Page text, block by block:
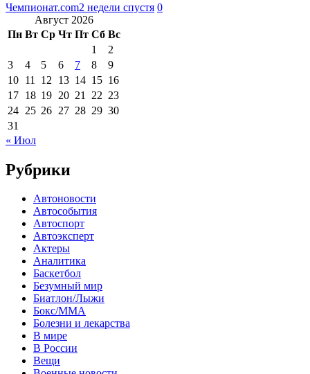
Чемпионат.com2 недели спустя 0
Август 2026
Пн Вт Ср Чт Пт Сб Вс
1
2
3
4 5 6 7 8
9
10 11 12 13 14 15 16
17 18 19 20 21 22 23
24 25 26 27 28 29 30
31
« Июл
Рубрики
Автоновости
Автособытия
Автоспорт
Автоэксперт
Актеры
Аналитика
Баскетбол
Безумный мир
Биатлон/Лыжи
Бокс/MMA
Болезни и лекарства
В мире
В России
Вещи